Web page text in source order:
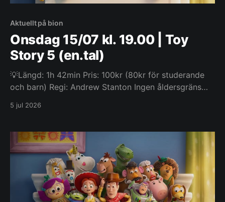
Aktuellt på bion
Onsdag 15/07 kl. 19.00 | Toy
Story 5 (en.tal)
💡Längd: 1h 42min Pris: 100kr (80kr för studerande
och barn) Regi: Andrew Stanton Ingen åldersgräns
present och blir besatt av den blir Buzz, Woody,
svårare när de ställs öga mot öga med ett helt
5 jul 2026